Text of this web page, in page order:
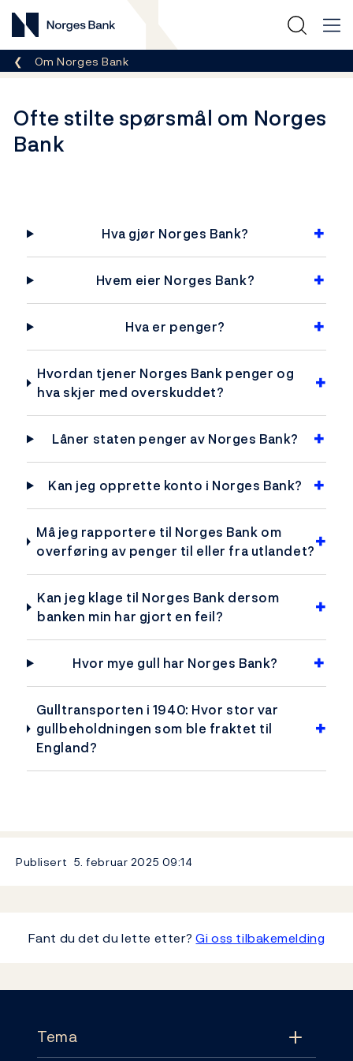
Norges Bank
Her er du nå:
Om Norges Bank
Ofte stilte spørsmål om Norges
Bank
Hva gjør Norges Bank?
Hvem eier Norges Bank?
Hva er penger?
Hvordan tjener Norges Bank penger og
hva skjer med overskuddet?
Låner staten penger av Norges Bank?
Kan jeg opprette konto i Norges Bank?
Må jeg rapportere til Norges Bank om
overføring av penger til eller fra utlandet?
Kan jeg klage til Norges Bank dersom
banken min har gjort en feil?
Hvor mye gull har Norges Bank?
Gulltransporten i 1940: Hvor stor var
gullbeholdningen som ble fraktet til
England?
Publisert 5. februar 2025 09:14
Fant du det du lette etter?Gi oss tilbakemelding
Tema